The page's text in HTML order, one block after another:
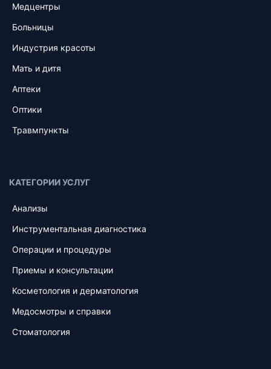
Медцентры
Больницы
Индустрия красоты
Мать и дитя
Аптеки
Оптики
Травмпункты
КАТЕГОРИИ УСЛУГ
Анализы
Инструментальная диагностика
Операции и процедуры
Приемы и консультации
Косметология и дерматология
Медосмотры и справки
Стоматология